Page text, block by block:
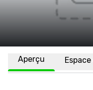
Aperçu